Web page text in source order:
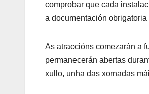
comprobar que cada
a documentación
As atraccións comezarán a
permanecerán abertas
xullo, unha das xornadas